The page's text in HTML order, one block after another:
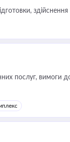
здійснення
послуг, вимоги до